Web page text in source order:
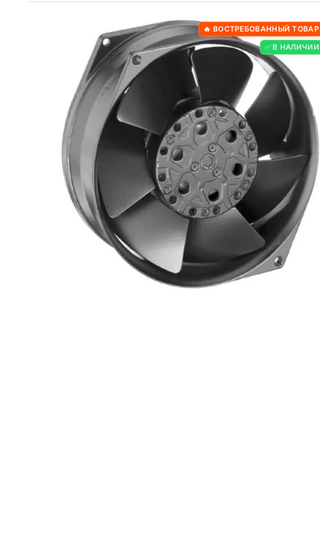
🔥 ВОСТРЕБОВАННЫЙ ТОВАР
✅ В НАЛИЧИИ